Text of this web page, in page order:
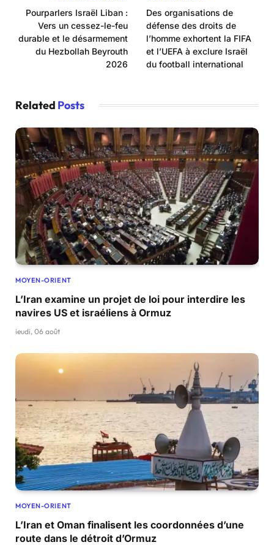
Pourparlers Israël Liban :
Vers un cessez-le-feu
durable et le désarmement
du Hezbollah Beyrouth
2026
Des organisations de
défense des droits de
l’homme exhortent la FIFA
et l’UEFA à exclure Israël
du football international
Related Posts
MOYEN-ORIENT
L’Iran examine un projet de loi pour interdire les
navires US et israéliens à Ormuz
jeudi, 06 août
MOYEN-ORIENT
L’Iran et Oman finalisent les coordonnées d’une
route dans le détroit d’Ormuz